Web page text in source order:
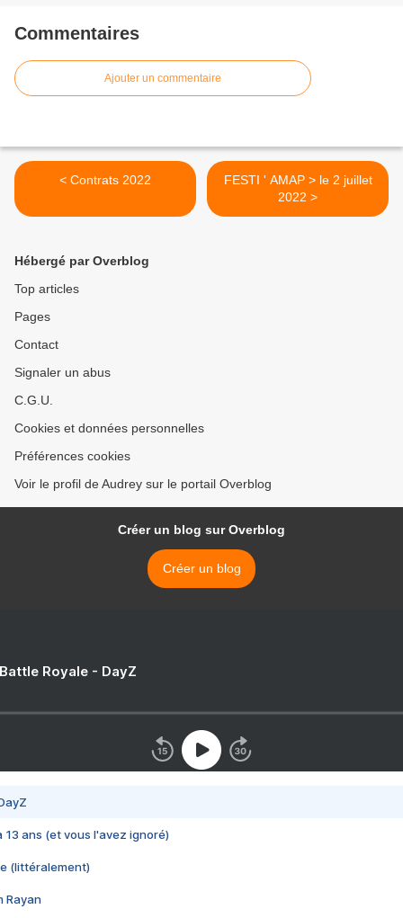
Commentaires
Ajouter un commentaire
< Contrats 2022
FESTI ' AMAP > le 2 juillet
2022 >
Hébergé par Overblog
Top articles
Pages
Contact
Signaler un abus
C.G.U.
Cookies et données personnelles
Préférences cookies
Voir le profil de Audrey sur le portail Overblog
Créer un blog sur Overblog
Créer un blog
Royale - DayZ
13 ans (et vous l'avez ignoré)
(littéralement)
Rayan